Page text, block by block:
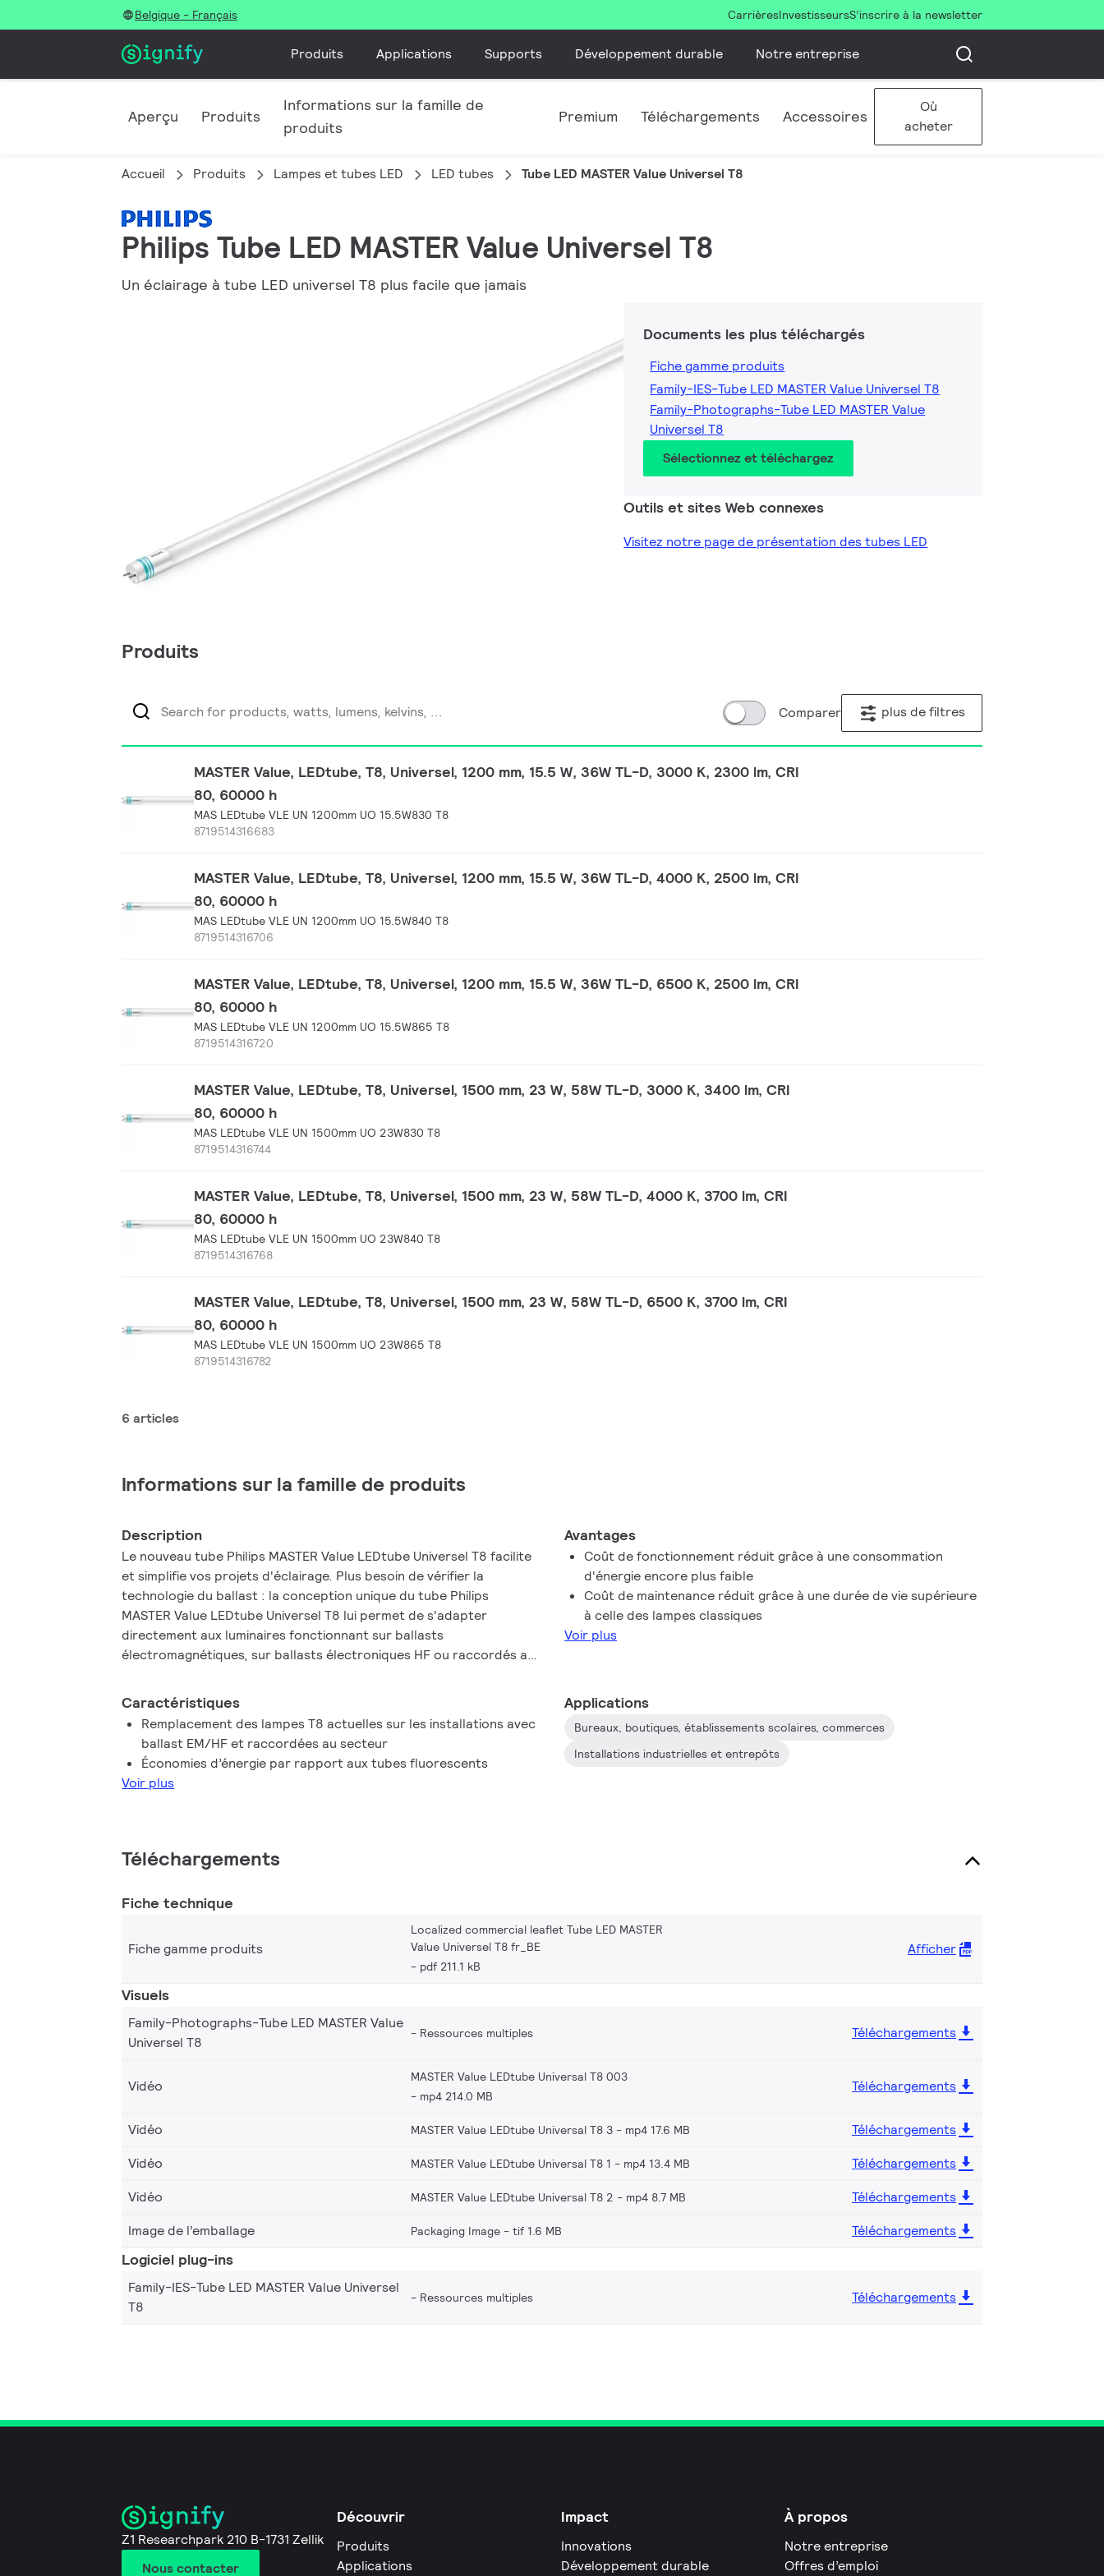
Belgique - Français CarrièresInvestisseursS’inscrire à la newsletter
Produits Applications Supports Développement durable Notre entreprise
Aperçu Produits
Informations sur la famille de
produits
Premium Téléchargements Accessoires
Où
acheter
Accueil Produits Lampes et tubes LED LED tubes Tube LED MASTER Value Universel T8
Philips Tube LED MASTER Value Universel T8
Un éclairage à tube LED universel T8 plus facile que jamais
Documents les plus téléchargés
Fiche gamme produits
Family-IES-Tube LED MASTER Value Universel T8
Family-Photographs-Tube LED MASTER Value
Universel T8
Sélectionnez et téléchargez
Outils et sites Web connexes
Visitez notre page de présentation des tubes LED
Produits
Comparer plus de filtres
MASTER Value, LEDtube, T8, Universel, 1200 mm, 15.5 W, 36W TL-D, 3000 K, 2300 lm, CRI
80, 60000 h
MAS LEDtube VLE UN 1200mm UO 15.5W830 T8
8719514316683
MASTER Value, LEDtube, T8, Universel, 1200 mm, 15.5 W, 36W TL-D, 4000 K, 2500 lm, CRI
80, 60000 h
MAS LEDtube VLE UN 1200mm UO 15.5W840 T8
8719514316706
MASTER Value, LEDtube, T8, Universel, 1200 mm, 15.5 W, 36W TL-D, 6500 K, 2500 lm, CRI
80, 60000 h
MAS LEDtube VLE UN 1200mm UO 15.5W865 T8
8719514316720
MASTER Value, LEDtube, T8, Universel, 1500 mm, 23 W, 58W TL-D, 3000 K, 3400 lm, CRI
80, 60000 h
MAS LEDtube VLE UN 1500mm UO 23W830 T8
8719514316744
MASTER Value, LEDtube, T8, Universel, 1500 mm, 23 W, 58W TL-D, 4000 K, 3700 lm, CRI
80, 60000 h
MAS LEDtube VLE UN 1500mm UO 23W840 T8
8719514316768
MASTER Value, LEDtube, T8, Universel, 1500 mm, 23 W, 58W TL-D, 6500 K, 3700 lm, CRI
80, 60000 h
MAS LEDtube VLE UN 1500mm UO 23W865 T8
8719514316782
6 articles
Informations sur la famille de produits
Description
Le nouveau tube Philips MASTER Value LEDtube Universel T8 facilite
et simplifie vos projets d'éclairage. Plus besoin de vérifier la
technologie du ballast : la conception unique du tube Philips
MASTER Value LEDtube Universel T8 lui permet de s'adapter
directement aux luminaires fonctionnant sur ballasts
électromagnétiques, sur ballasts électroniques HF ou raccordés au
de stocker deux types de tubes ! Parfaitement sûr, fiable et facile à
installer, Philips MASTER Value LEDtube Universel T8 constitue une
alternative idéale aux tubes fluorescents standard. Il offre le
meilleur rapport qualité/durée de vie, avec une consommation
d'énergie et des coûts de maintenance réduits.
Avantages
Coût de fonctionnement réduit grâce à une consommation
d'énergie encore plus faible
Coût de maintenance réduit grâce à une durée de vie supérieure
à celle des lampes classiques
Voir plus
Caractéristiques
Remplacement des lampes T8 actuelles sur les installations avec
ballast EM/HF et raccordées au secteur
Économies d’énergie par rapport aux tubes fluorescents
Voir plus
Applications
Bureaux, boutiques, établissements scolaires, commerces
Installations industrielles et entrepôts
Téléchargements
Fiche technique
Fiche gamme produits
Localized commercial leaflet Tube LED MASTER
Value Universel T8 fr_BE
pdf 211.1 kB
Afficher
Visuels
Family-Photographs-Tube LED MASTER Value
Universel T8
Ressources multiples Téléchargements
Vidéo
MASTER Value LEDtube Universal T8 003
mp4 214.0 MB
Téléchargements
Vidéo MASTER Value LEDtube Universal T8 3 mp4 17.6 MB
Téléchargements
Vidéo
MASTER Value LEDtube Universal T8 1 mp4 13.4 MB
Téléchargements
Vidéo
MASTER Value LEDtube Universal T8 2 mp4 8.7 MB
Téléchargements
Image de l’emballage
Packaging Image tif 1.6 MB Téléchargements
Logiciel plug-ins
Family-IES-Tube LED MASTER Value Universel
T8
Ressources multiples Téléchargements
Z1 Researchpark 210 B-1731 Zellik
Nous contacter
Découvrir
Produits
Applications
Impact
Innovations
Développement durable
À propos
Notre entreprise
Offres d’emploi